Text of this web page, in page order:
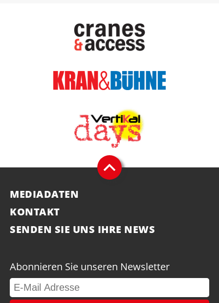
MEDIADATEN
KONTAKT
SENDEN SIE UNS IHRE NEWS
Abonnieren Sie unseren Newsletter